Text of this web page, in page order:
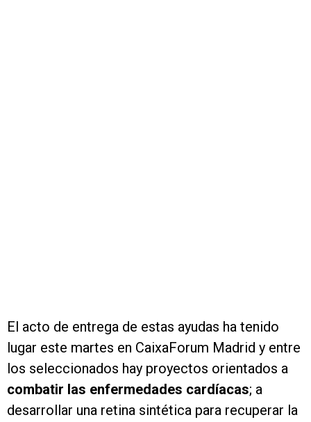
El acto de entrega de estas ayudas ha tenido
lugar este martes en CaixaForum Madrid y entre
los seleccionados hay proyectos orientados a
combatir las enfermedades cardíacas; a
desarrollar una retina sintética para recuperar la